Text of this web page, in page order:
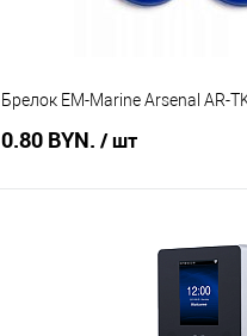
Брелок EM-Marine Arsenal AR-
0.80 BYN. / шт